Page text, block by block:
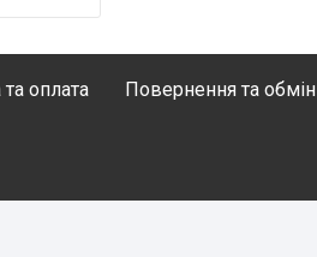
оплата Повернення та обмін